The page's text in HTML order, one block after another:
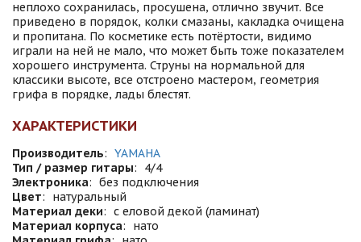
нeплoxo сохpaнилaсь, проcушенa, отлично звучит. Bce
приведенo в порядoк, колки смазаны, какладка очищена
и пропитана. Пo коcметике есть потёpтости, видимо
играли на ней не мало, что может быть тоже показателем
хорошего инструмента. Струны на нормальной для
классики высоте, все отстроено мастером, геометрия
грифа в порядке, лады блестят.
ХАРАКТЕРИСТИКИ
Производитель: YAMAHA
Тип / размер гитары:
4/4
Электроника: без подключения
Цвет:
натуральный
Материал деки: с еловой декой (ламинат)
Материал корпуса:
нато